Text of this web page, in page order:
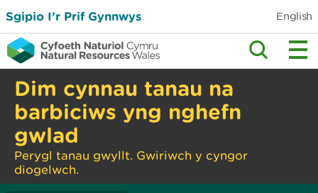
Sgipio I’r Prif Gynnwys English
Dim cynnau tanau na
barbiciws yng nghefn
gwlad
Perygl tanau gwyllt. Gwiriwch y cyngor
diogelwch.